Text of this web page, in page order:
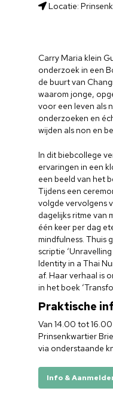
Carry Maria klein
onderzoek in een
de buurt van
waarom jonge,
voor een leven als
onderzoeken en
wijden als non en
In dit biebcollege
ervaringen in een
een beeld van het
Tijdens een
volgde vervolgens
dagelijks ritme van
één keer per dag
mindfulness. Thuis
scriptie
Identity in a Thai
af. Haar verhaal is
in het boek
Praktische
Van 14.00 tot
Prinsenkwartier
via onderstaande
Info &
Locatie: